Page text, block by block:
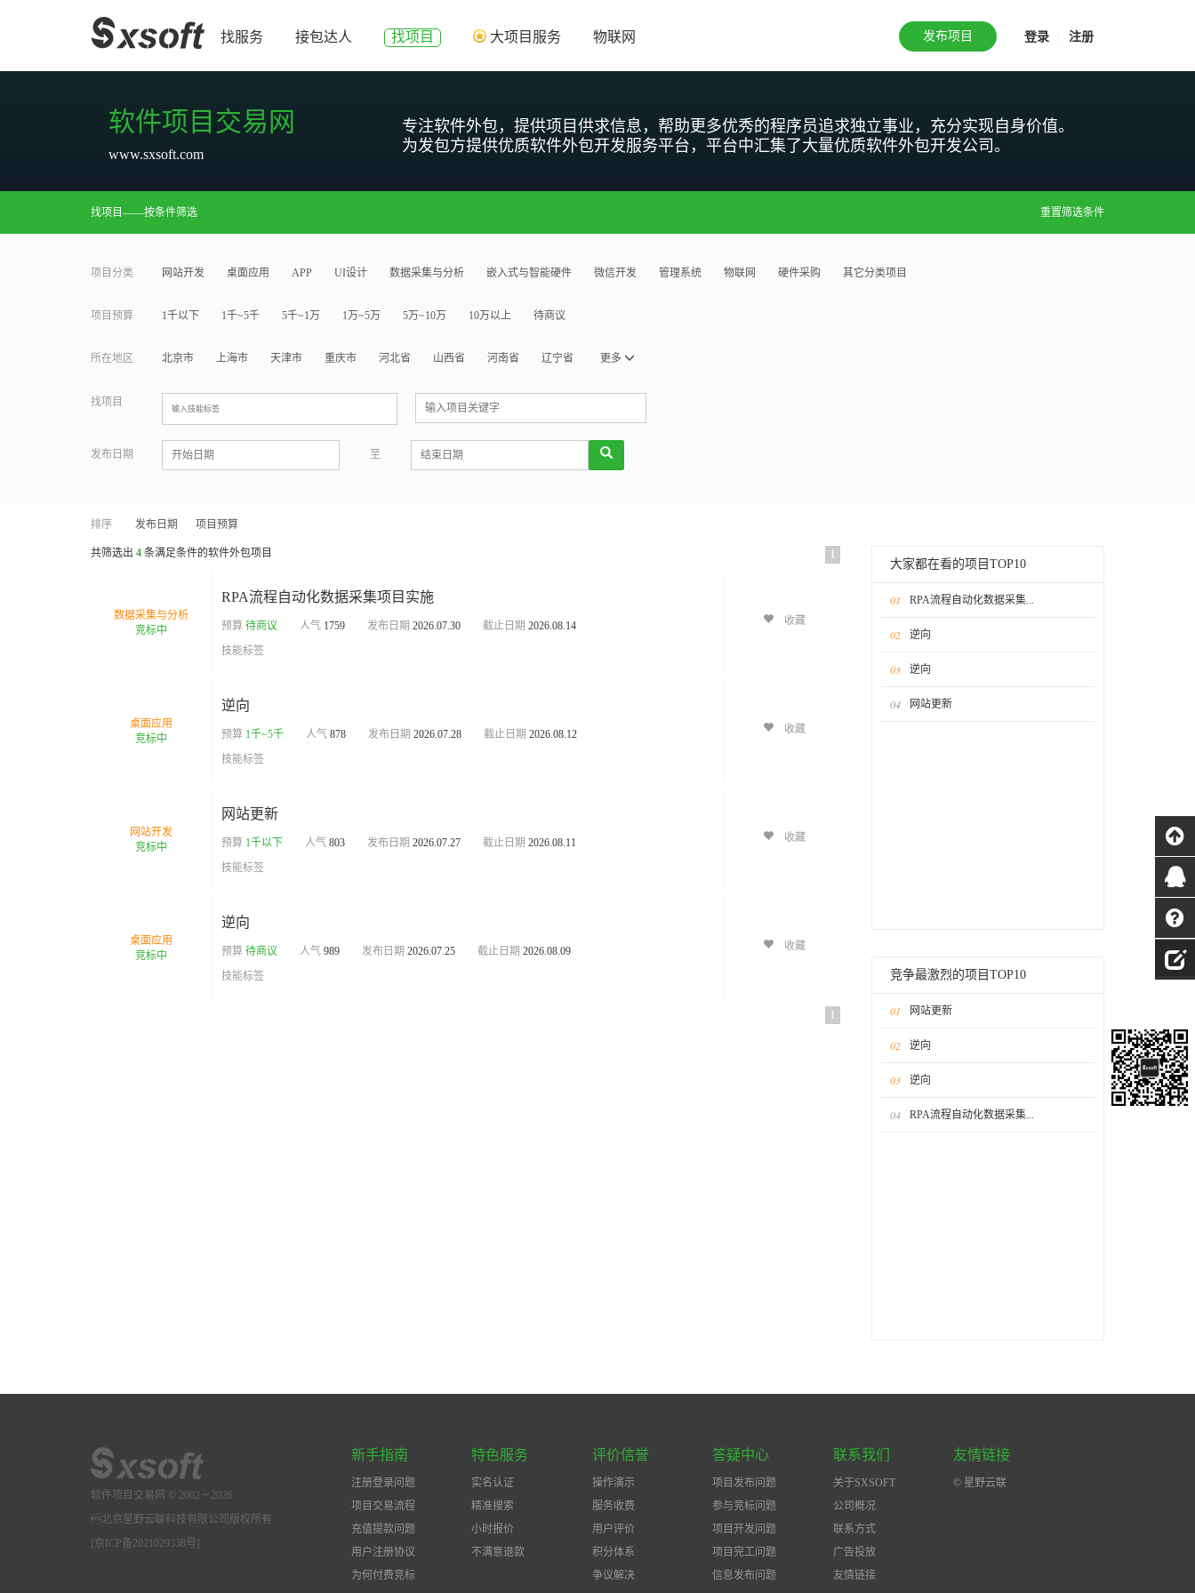
找服务 接包达人 找项目 大项目服务 物联网 登录 注册
发布项目
软件项目交易网
www.sxsoft.com
专注软件外包，提供项目供求信息，帮助更多优秀的程序员追求独立事业，充分实现自身价值。
为发包方提供优质软件外包开发服务平台，平台中汇集了大量优质软件外包开发公司。
找项目——按条件筛选 重置筛选条件
项目分类 网站开发 桌面应用 APP UI设计 数据采集与分析 嵌入式与智能硬件 微信开发 管理系统 物联网 硬件采购 其它分类项目
项目预算 1千以下 1千~5千 5千~1万 1万~5万 5万~10万 10万以上 待商议
所在地区 北京市 上海市 天津市 重庆市 河北省 山西省 河南省 辽宁省 更多
找项目
输入技能标签
发布日期 至
排序 发布日期 项目预算
共筛选出 4 条满足条件的软件外包项目 1
数据采集与分析
竞标中
RPA流程自动化数据采集项目实施
预算 待商议 人气 1759 发布日期 2026.07.30 截止日期 2026.08.14
技能标签
收藏
桌面应用
竞标中
逆向
预算 1千~5千 人气 878 发布日期 2026.07.28 截止日期 2026.08.12
技能标签
收藏
网站开发
竞标中
网站更新
预算 1千以下 人气 803 发布日期 2026.07.27 截止日期 2026.08.11
技能标签
收藏
桌面应用
竞标中
逆向
预算 待商议 人气 989 发布日期 2026.07.25 截止日期 2026.08.09
技能标签
收藏
1
大家都在看的项目TOP10
01 RPA流程自动化数据采集...
02 逆向
03 逆向
04 网站更新
竞争最激烈的项目TOP10
01 网站更新
02 逆向
03 逆向
04 RPA流程自动化数据采集...
软件项目交易网 © 2002－2026
北京星野云联科技有限公司版权所有
[京ICP备2021029338号]
新手指南
注册登录问题
项目交易流程
充值提款问题
用户注册协议
为何付费竞标
特色服务
实名认证
精准搜索
小时报价
不满意退款
评价信誉
操作演示
服务收费
用户评价
积分体系
争议解决
答疑中心
项目发布问题
参与竞标问题
项目开发问题
项目完工问题
信息发布问题
联系我们
关于SXSOFT
公司概况
联系方式
广告投放
友情链接
友情链接
© 星野云联